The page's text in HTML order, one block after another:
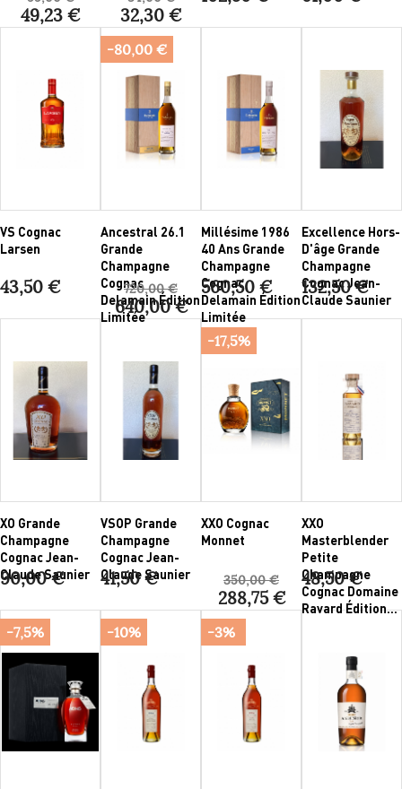
49,23 € 32,30 €
VS Cognac
Larsen
43,50 €
Ancestral 26.1
Grande
Champagne
Cognac
Delamain Édition
Limitée
720,00 €
640,00 €
-80,00 €
Millésime 1986
40 Ans Grande
Champagne
Cognac
Delamain Édition
Limitée
560,50 €
Excellence Hors-
D'âge Grande
Champagne
Cognac Jean-
Claude Saunier
132,50 €
XO Grande
Champagne
Cognac Jean-
Claude Saunier
90,00 €
VSOP Grande
Champagne
Cognac Jean-
Claude Saunier
41,50 €
XXO Cognac
Monnet
350,00 €
288,75 €
-17,5%
XXO
Masterblender
Petite
Champagne
Cognac Domaine
Ravard Édition...
48,50 €
-7,5% -10% -3%